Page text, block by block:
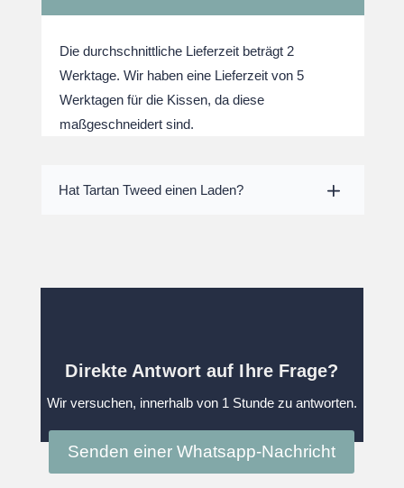
Die durchschnittliche Lieferzeit beträgt 2
Werktage. Wir haben eine Lieferzeit von 5
Werktagen für die Kissen, da diese
maßgeschneidert sind.
Hat Tartan Tweed einen Laden?
Direkte Antwort auf Ihre Frage?
Wir versuchen, innerhalb von 1 Stunde zu antworten.
Senden einer Whatsapp-Nachricht